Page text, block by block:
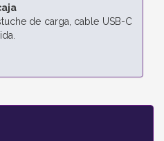
de carga, cable USB-C